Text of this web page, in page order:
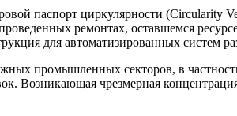
паспорт циркулярности
ремонтах, оставшемся
для автоматизированных систем
промышленных секторов, в
Возникающая чрезмерная